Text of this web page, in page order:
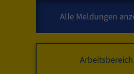
Arbeitsbereich